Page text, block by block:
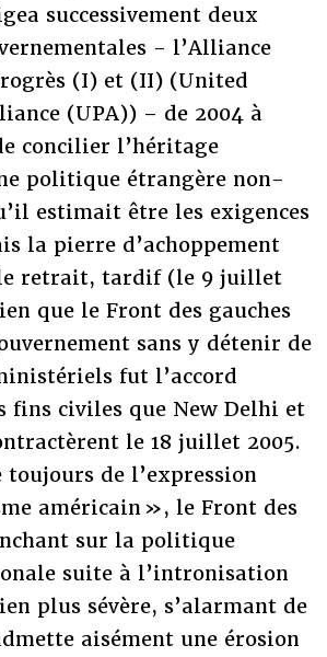
successivement deux
- l’Alliance
(I) et (II) (United
(UPA)) – de 2004 à
concilier l’héritage
politique étrangère non-
estimait être les exigences
la pierre d’achoppement
retrait, tardif (le 9 juillet
que le Front des gauches
sans y détenir de
fut l’accord
fins civiles que New Delhi et
le 18 juillet 2005.
toujours de l’expression
américain », le Front des
sur la politique
suite à l’intronisation
plus sévère, s’alarmant de
aisément une érosion